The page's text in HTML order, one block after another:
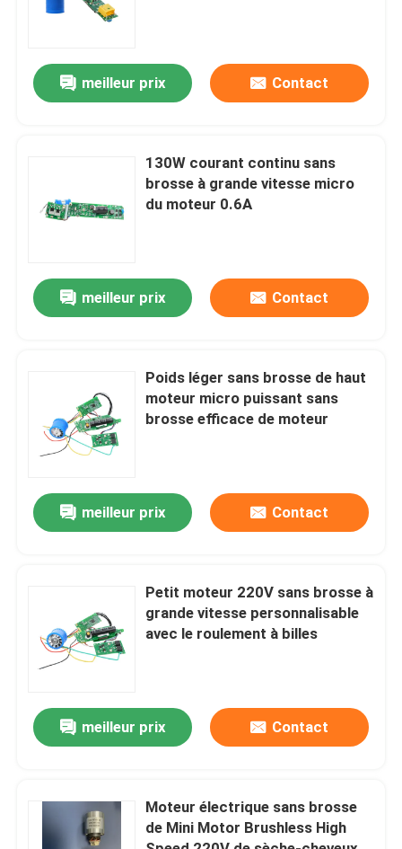
Vidéos
Au sujet de nous
Contrôle de qualité
Contactez-nous
Demandez une citation
Moteur sans brosse de C.C
meilleur prix Contact
130W courant continu sans
brosse à grande vitesse micro
du moteur 0.6A
meilleur prix Contact
Poids léger sans brosse de haut
moteur micro puissant sans
brosse efficace de moteur
meilleur prix Contact
Petit moteur 220V sans brosse à
grande vitesse personnalisable
avec le roulement à billes
meilleur prix Contact
Moteur électrique sans brosse
de Mini Motor Brushless High